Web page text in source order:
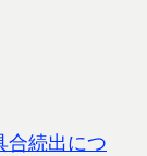
合続出につ